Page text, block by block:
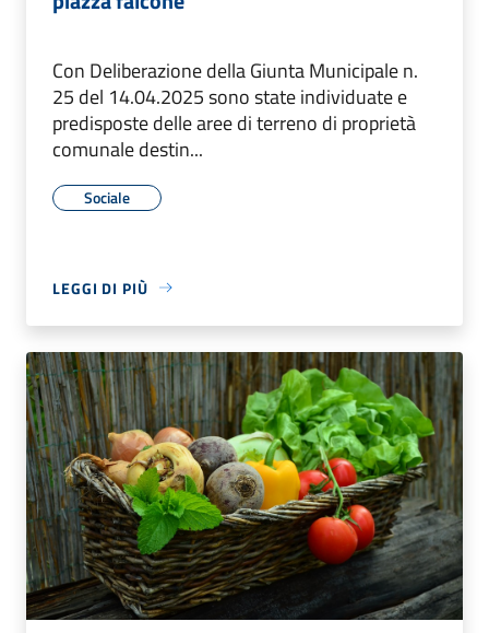
Con Deliberazione della Giunta Municipale n.
25 del 14.04.2025 sono state individuate e
predisposte delle aree di terreno di proprietà
comunale destin...
Sociale
LEGGI DI PIÙ